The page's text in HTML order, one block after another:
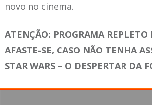
novo no cinema.
ATENÇÃO: PROGRAMA REPLETO
AFASTE-SE, CASO NÃO TENHA
STAR WARS – O DESPERTAR DA